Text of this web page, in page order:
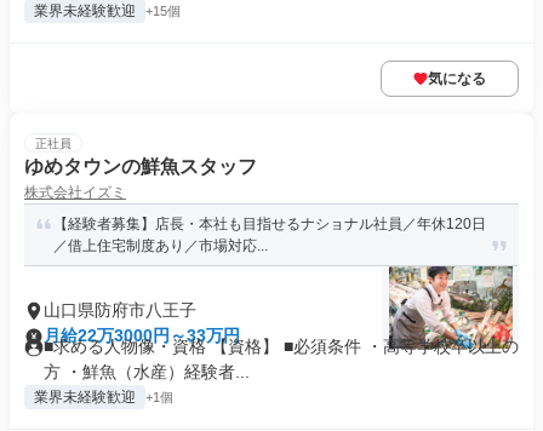
業界未経験歓迎 +15個
気になる
正社員
ゆめタウンの鮮魚スタッフ
株式会社イズミ
【経験者募集】店長・本社も目指せるナショナル社員／年休120日
／借上住宅制度あり／市場対応...
山口県防府市八王子
月給22万3000円～33万円
■求める人物像・資格 【資格】 ■必須条件 ・高等学校卒以上の
方 ・鮮魚（水産）経験者...
業界未経験歓迎 +1個